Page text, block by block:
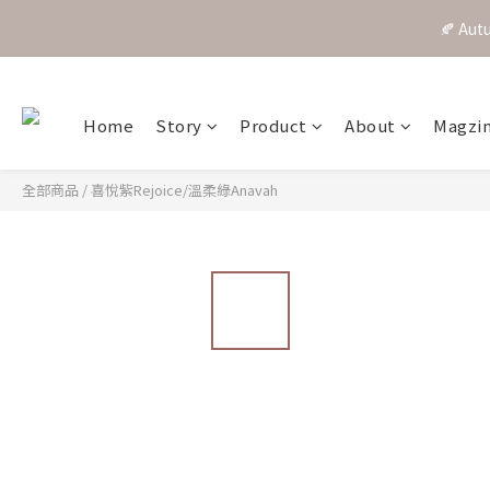
Home Story Product About
全部商品 /喜悅紫Rejoice/溫柔綠Anavah